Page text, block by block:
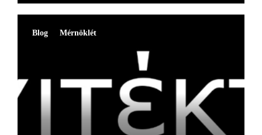
Blog Mérnöklét